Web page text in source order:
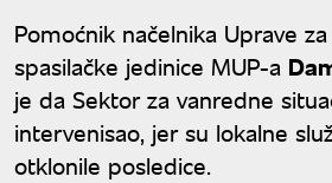
Pomoćnik načelnika Uprave
spasilačke jedinice MUP-a
je da Sektor za vanredne
intervenisao, jer su lokalne
otklonile posledice.